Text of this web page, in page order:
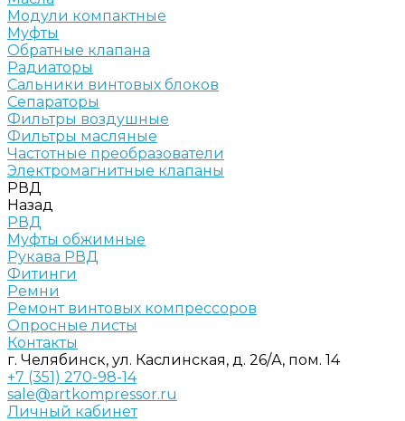
Модули компактные
Муфты
Обратные клапана
Радиаторы
Сальники винтовых блоков
Сепараторы
Фильтры воздушные
Фильтры масляные
Частотные преобразователи
Электромагнитные клапаны
РВД
Назад
РВД
Муфты обжимные
Рукава РВД
Фитинги
Ремни
Ремонт винтовых компрессоров
Опросные листы
Контакты
г. Челябинск, ул. Каслинская, д. 26/А, пом. 14
+7 (351) 270-98-14
sale@artkompressor.ru
Личный кабинет